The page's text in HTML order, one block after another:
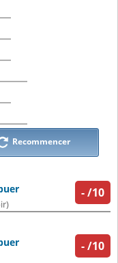
Recommencer
-/10
-/10